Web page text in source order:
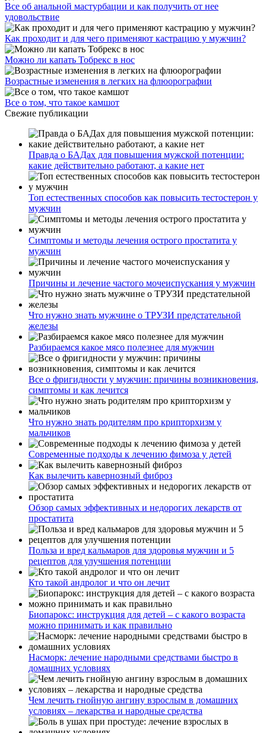
Все об анальной мастурбации и как получить от нее
удовольствие
Как проходит и для чего применяют кастрацию у мужчин?
Можно ли капать Тобрекс в нос
Возрастные изменения в легких на флюорографии
Все о том, что такое камшот
Свежие публикации
Правда о БАДах для повышения мужской потенции:
какие действительно работают, а какие нет
Топ естественных способов как повысить тестостерон у
мужчин
Симптомы и методы лечения острого простатита у
мужчин
Причины и лечение частого мочеиспускания у мужчин
Что нужно знать мужчине о ТРУЗИ предстательной
железы
Разбираемся какое мясо полезнее для мужчин
Все о фригидности у мужчин: причины возникновения,
симптомы и как лечится
Что нужно знать родителям про крипторхизм у
мальчиков
Современные подходы к лечению фимоза у детей
Как вылечить кавернозный фиброз
Обзор самых эффективных и недорогих лекарств от
простатита
Польза и вред кальмаров для здоровья мужчин и 5
рецептов для улучшения потенции
Кто такой андролог и что он лечит
Биопарокс: инструкция для детей – с какого возраста
можно принимать и как правильно
Насморк: лечение народными средствами быстро в
домашних условиях
Чем лечить гнойную ангину взрослым в домашних
условиях – лекарства и народные средства